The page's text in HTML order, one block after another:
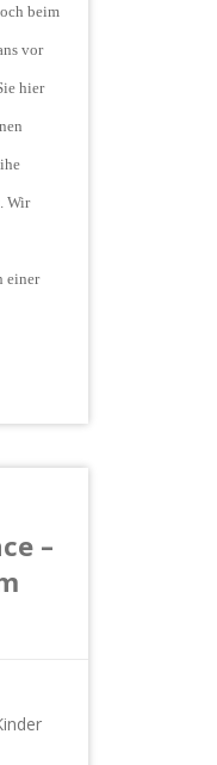
beim
vor
hier
Wir
einer
–